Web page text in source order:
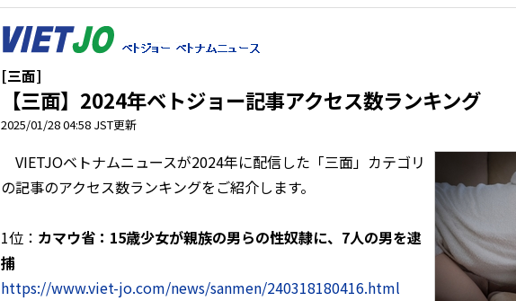
[三面]
【三面】2024年ベトジョー記事アクセス数ランキング
2025/01/28 04:58 JST更新
VIETJOベトナムニュースが2024年に配信した「三面」カテゴリ
の記事のアクセス数ランキングをご紹介します。
1位： カマウ省：15歳少女が親族の男らの性奴隷に、7人の男を逮
捕
https://www.viet-jo.com/news/sanmen/240318180416.html